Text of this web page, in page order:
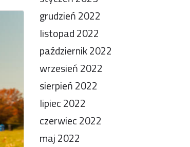
grudzień 2022
listopad 2022
październik 2022
wrzesień 2022
sierpień 2022
lipiec 2022
czerwiec 2022
maj 2022